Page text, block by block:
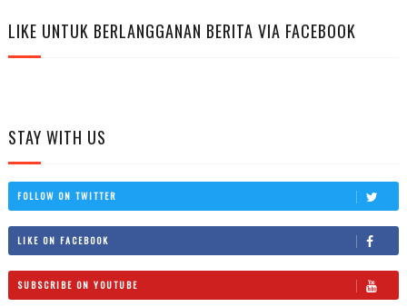
LIKE UNTUK BERLANGGANAN BERITA VIA FACEBOOK
STAY WITH US
FOLLOW ON TWITTER
LIKE ON FACEBOOK
SUBSCRIBE ON YOUTUBE